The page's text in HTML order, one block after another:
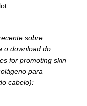
sobre
o download do
for promoting skin
para
cabelo):